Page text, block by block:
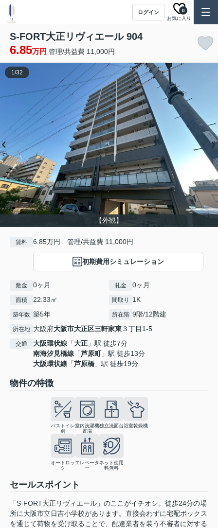
ログイン
お気に入り
0
S-FORT大正リヴィエール 904
6.85万円 管理/共益費 11,000円
【外観】
1/32
賃料 6.85万円 管理/共益費 11,000円
初期費用シミュレーション
敷金 0ヶ月 礼金 0ヶ月
面積 22.33㎡ 間取り 1K
築年数 築5年 所在階 9階/12階建
所在地 大阪府大阪市大正区三軒家東３丁目1-5
交通 大阪環状線 「大正 」駅 徒歩7分
南海汐見橋線 「芦原町」駅 徒歩13分
大阪環状線 「芦原橋 」駅 徒歩19分
物件の特徴
バストイレ
別
室内洗濯機
置場
独立洗面台浴室乾燥機
オートロッ
ク
エレベータ
ー
ネット使用
料無料
セールスポイント
「S-FORT大正リヴィエール」のここがイチオシ。徒歩24分の場
所に大阪市立日吉小学校があります。直接会わずに宅配ボックス
を通じて荷物を受け取ることで、配達業者を装う不審者に対する